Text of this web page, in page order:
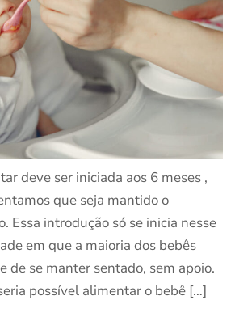
deve ser iniciada aos 6 meses ,
que seja mantido o
Essa introdução só se inicia nesse
em que a maioria dos bebês
de se manter sentado, sem apoio.
possível alimentar o bebê […]